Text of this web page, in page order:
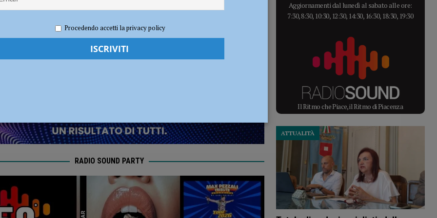
Economia
RADIO SOUND PARTY
Aggiornamenti dal lunedì al sabato alle ore:
7:30, 8:30, 10:30, 12:30, 14:30, 16:30, 18:30, 19:30
Il Ritmo che Piace, il Ritmo di Piacenza
ATTUALITÀ
Procedendo accetti la privacy policy